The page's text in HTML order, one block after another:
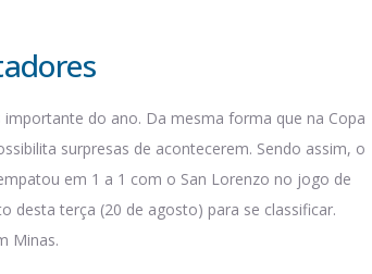
do ano. Da mesma forma que na Copa
surpresas de acontecerem. Sendo assim, o
em 1 a 1 com o San Lorenzo no jogo de
desta terça (20 de agosto) para se classificar.
Minas.